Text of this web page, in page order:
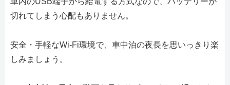
切れてしまう心配もありません。
安全・手軽なWi-Fi環境で、車中泊の夜長を思いっきり楽
しみましょう。